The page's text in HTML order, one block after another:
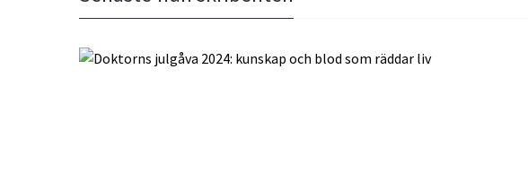
Ögon & Öron